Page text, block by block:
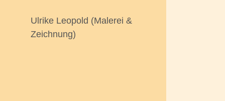
Ulrike Leopold (Malerei &
Zeichnung)